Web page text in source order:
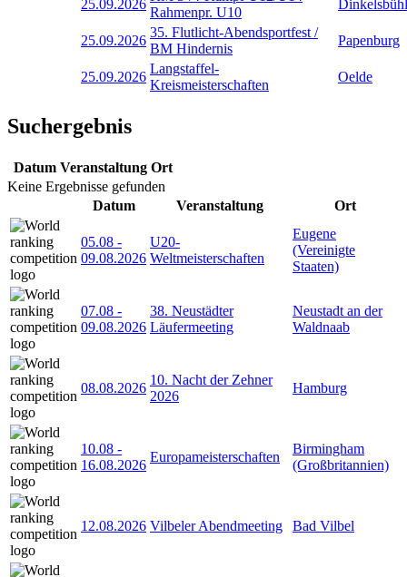
25.09.2026
Rahmenpr. U10
Dinkelsbühl
25.09.2026
35. Flutlicht-Abendsportfest /
BM Hindernis
Papenburg
25.09.2026
Langstaffel-
Kreismeisterschaften
Oelde
Suchergebnis
Datum Veranstaltung Ort
Keine Ergebnisse gefunden
Datum
Veranstaltung Ort
05.08 -
09.08.2026
U20-
Weltmeisterschaften
Eugene
(Vereinigte
Staaten)
07.08 -
09.08.2026
38. Neustädter
Läufermeeting
Neustadt an der
Waldnaab
08.08.2026
10. Nacht der Zehner
2026
Hamburg
10.08 -
16.08.2026
Europameisterschaften
Birmingham
(Großbritannien)
12.08.2026 Vilbeler Abendmeeting Bad Vilbel